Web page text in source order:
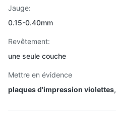
Jauge:
0.15-0.40mm
Revêtement:
une seule couche
Mettre en évidence
plaques d'impression violettes,